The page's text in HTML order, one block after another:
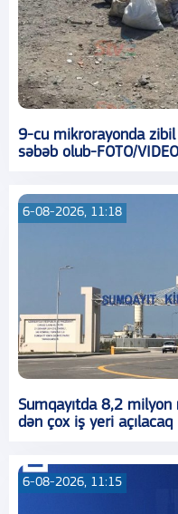
9-cu mikrorayonda zibil
səbəb olub-FOTO/VIDEO
6-08-2026, 11:18
Sumqayıtda 8,2
dən çox iş yeri açılacaq
6-08-2026, 11:15